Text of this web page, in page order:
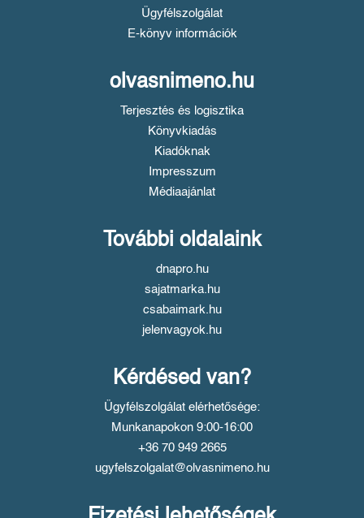
Ügyfélszolgálat
E-könyv információk
olvasnimeno.hu
Terjesztés és logisztika
Könyvkiadás
Kiadóknak
Impresszum
Médiaajánlat
További oldalaink
dnapro.hu
sajatmarka.hu
csabaimark.hu
jelenvagyok.hu
Kérdésed van?
Ügyfélszolgálat elérhetősége:
Munkanapokon 9:00-16:00
+36 70 949 2665
ugyfelszolgalat@olvasnimeno.hu